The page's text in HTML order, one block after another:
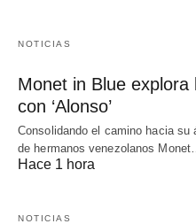
NOTICIAS
Monet in Blue
con ‘Alonso’
Consolidando el camino hacia su
de hermanos venezolanos Monet…
Hace 1 hora
NOTICIAS